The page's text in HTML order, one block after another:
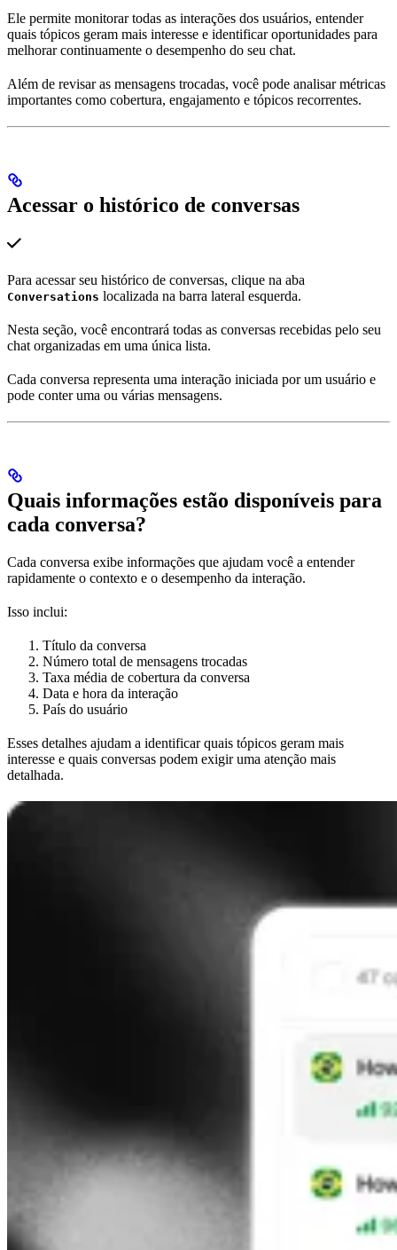
Ele permite monitorar todas as interações dos usuários, entender
quais tópicos geram mais interesse e identificar oportunidades para
melhorar continuamente o desempenho do seu chat.
Além de revisar as mensagens trocadas, você pode analisar métricas
importantes como cobertura, engajamento e tópicos recorrentes.
Acessar o histórico de conversas
Para acessar seu histórico de conversas, clique na aba
Conversations localizada na barra lateral esquerda.
Nesta seção, você encontrará todas as conversas recebidas pelo seu
chat organizadas em uma única lista.
Cada conversa representa uma interação iniciada por um usuário e
pode conter uma ou várias mensagens.
Quais informações estão disponíveis para
cada conversa?
Cada conversa exibe informações que ajudam você a entender
rapidamente o contexto e o desempenho da interação.
Isso inclui:
Título da conversa
Número total de mensagens trocadas
Taxa média de cobertura da conversa
Data e hora da interação
País do usuário
Esses detalhes ajudam a identificar quais tópicos geram mais
interesse e quais conversas podem exigir uma atenção mais
detalhada.